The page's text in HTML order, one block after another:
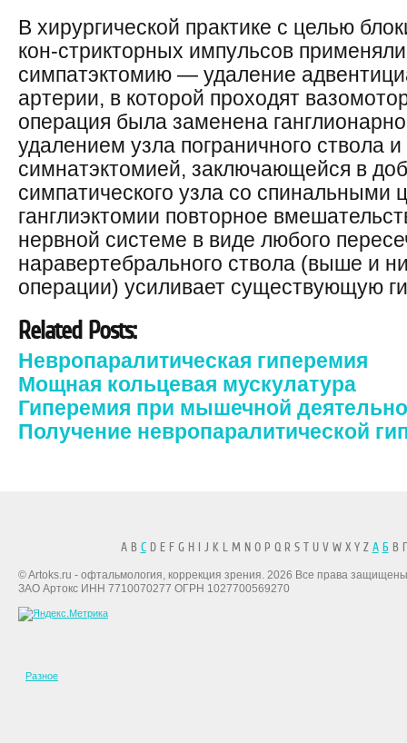
В хирургической практике с целью
кон-стрикторных импульсов
симпатэктомию — удаление
артерии, в которой проходят
операция была заменена
удалением узла пограничного ствола
симнатэктомией, заключающейся в
симпатического узла со спинальными
ганглиэктомии повторное
нервной системе в виде любого
наравертебрального ствола (выше и
операции) усиливает существующую
Related Posts:
Невропаралитическая гиперемия
Мощная кольцевая мускулатура
Гиперемия при мышечной
Получение невропаралитической
A B CD E F G H I J K L M N O P Q R S T U V W X Y Z А БВ
© Artoks.ru - офтальмология, коррекция зрения. 2026 Все права
ЗАО Артокс ИНН 7710070277 ОГРН 1027700569270
Разное